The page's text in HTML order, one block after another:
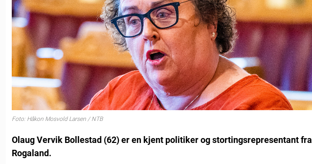
Foto: Håkon Mosvold Larsen / NTB
Olaug Vervik Bollestad (62) er en kjent politiker og stortingsrepresentant fra
Rogaland.